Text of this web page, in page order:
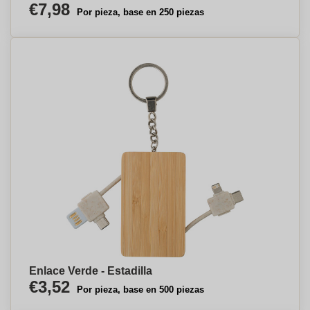
€7,98 Por pieza, base en 250 piezas
Enlace Verde - Estadilla
€3,52 Por pieza, base en 500 piezas